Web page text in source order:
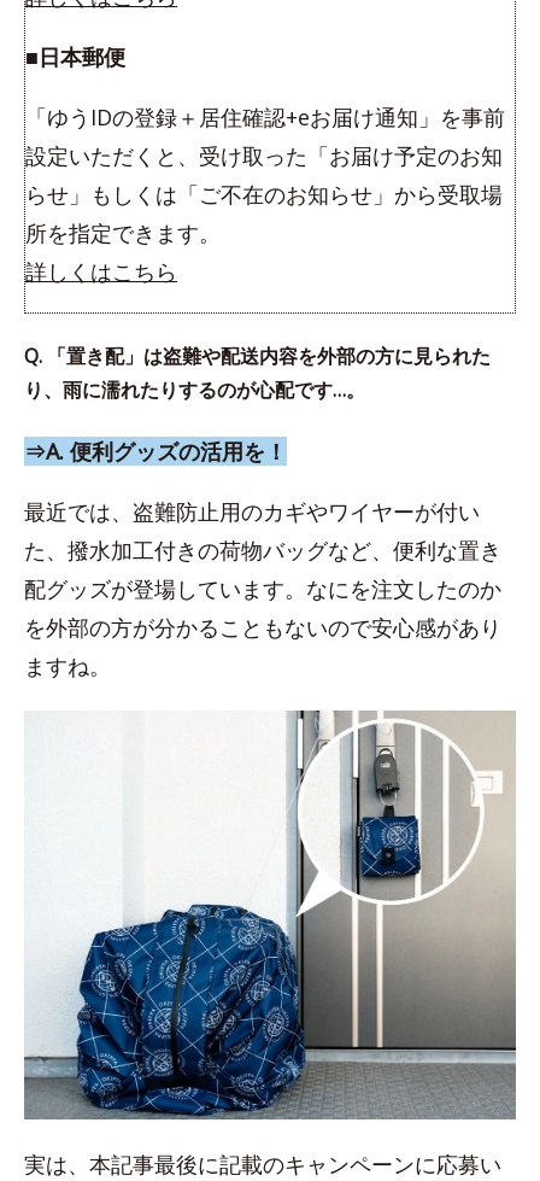
■日本郵便
「ゆうIDの登録＋居住確認+eお届け通知」を事前
設定いただくと、受け取った「お届け予定のお知
らせ」もしくは「ご不在のお知らせ」から受取場
所を指定できます。
詳しくはこちら
Q. 「置き配」は盗難や配送内容を外部の方に見られた
り、雨に濡れたりするのが心配です…。
⇒A. 便利グッズの活用を！
最近では、盗難防止用のカギやワイヤーが付い
た、撥水加工付きの荷物バッグなど、便利な置き
配グッズが登場しています。なにを注文したのか
を外部の方が分かることもないので安心感があり
ますね。
実は、本記事最後に記載のキャンペーンに応募い